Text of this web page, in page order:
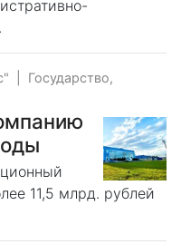
Государство,
11,5 млрд. рублей